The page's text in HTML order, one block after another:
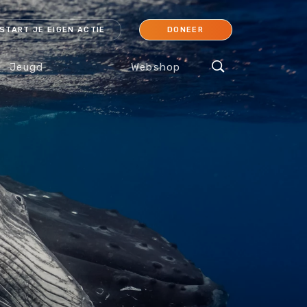
START JE EIGEN ACTIE DONEER
Jeugd Webshop